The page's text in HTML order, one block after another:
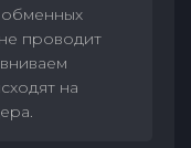
проводит
на